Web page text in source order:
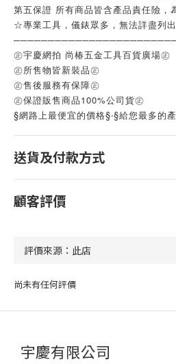
第五保證 所有商品皆含產品責任險，
☆專業工具，儀錶眾多，無法詳盡列
㊣宇慶網拍 尚椿五金工具百貨廣場㊣
㊣所售物皆新裝品㊣
㊣售後服務有保障㊣
㊣保證販售商品100%公司貨㊣
§網路上最便宜的價格§‧§給您最多的
送貨及付款方式
顧客評價
尚未有任何評價
宇慶有限公司